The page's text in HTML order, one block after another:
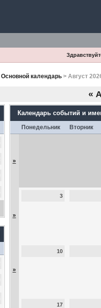
Основной календарь> Август
«
Календарь событий и
Понедельник Вторник
»
»
3
»
10
17